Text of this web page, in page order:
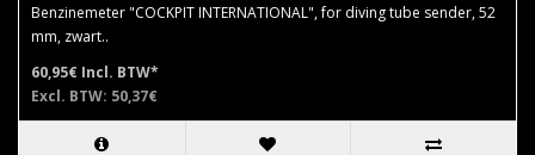
Benzinemeter "COCKPIT INTERNATIONAL", for diving tube sender, 52
mm, zwart..
60,95€ Incl. BTW*
Excl. BTW: 50,37€